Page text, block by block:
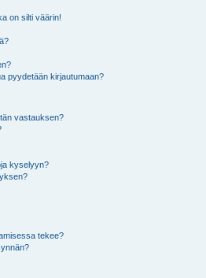
on silti väärin!
pyydetään kirjautumaan?
vastauksen?
kyselyyn?
tekee?